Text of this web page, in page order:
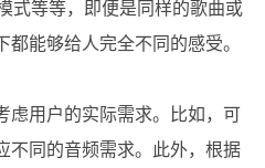
式等等，即便是同样的歌曲或
能够给人完全不同的感受。
虑用户的实际需求。比如，可
不同的音频需求。此外，根据